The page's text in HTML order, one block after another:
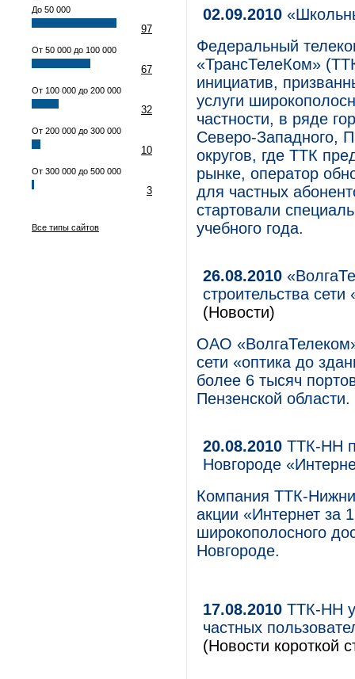
До 50 000
97
От 50 000 до 100 000
67
От 100 000 до 200 000
32
От 200 000 до 300 000
10
От 300 000 до 500 000
3
Все типы сайтов
02.09.2010
Федеральный
«ТрансТелеКом»
инициатив,
услуги
частности, в ряде
Северо-Западного,
округов, где ТТК
рынке, оператор
для частных
стартовали
учебного года.
26.08.2010
строительства
(Новости)
ОАО
сети «оптика до
более 6 тысяч
Пензенской области.
20.08.2010 ТТК-НН
Новгороде
Компания ТТК-
акции «Интернет за
широкополосного
Новгороде.
17.08.2010 ТТК-НН
частных
(Новости короткой